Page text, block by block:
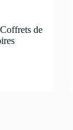
Coffrets de